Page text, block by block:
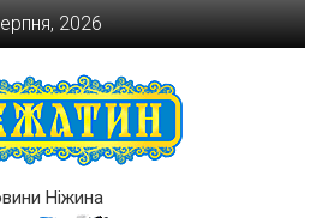
2026
Ніжина